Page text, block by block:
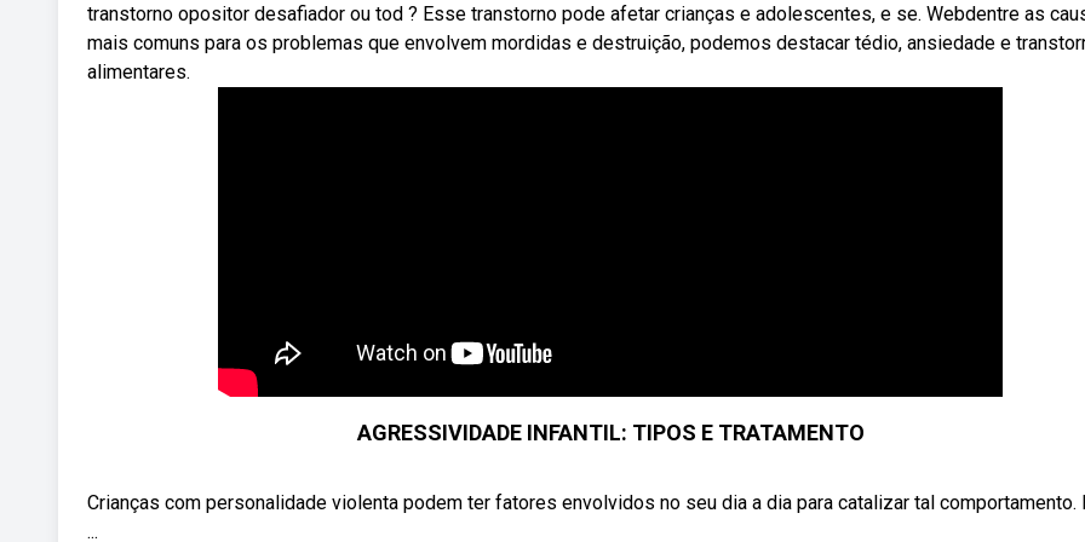
transtorno opositor desafiador ou tod ? Esse transtorno pode afetar crianças e adolescentes, e se. Webdentre as
mais comuns para os problemas que envolvem mordidas e destruição, podemos destacar tédio, ansiedade e
alimentares.
AGRESSIVIDADE INFANTIL: TIPOS E TRATAMENTO
Crianças com personalidade violenta podem ter fatores envolvidos no seu dia a dia para catalizar tal comportamento.
...